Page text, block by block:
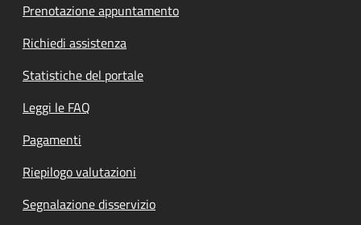
Prenotazione appuntamento
Richiedi assistenza
Statistiche del portale
Leggi le FAQ
Pagamenti
Riepilogo valutazioni
Segnalazione disservizio